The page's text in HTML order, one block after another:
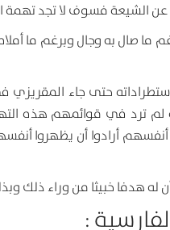
الشيعة فسوف لا تجد تهمة
ما صال به وجال وبرغم ما
حتى جاء المقريزي
عن هذه الطبقة لم ترد في
أرادوا أن يظهروا
له هدفا خبيثا من وراء ذلك